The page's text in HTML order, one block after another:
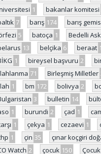
1 bakanlar komitesi
7 barış 174 barış
5 batoça 1 Bedelli
13 belçika 6 beraat 1
1 bireysel başvuru 2
71 Birleşmiş Milletler
1 bm 172 bolivya 2
3 bulletin 14
1 burundi 2 çad 1
1 çekya 1 cezaevi 1
1 çin 35 çınar koçgiri
Watch 2 çocuk 150